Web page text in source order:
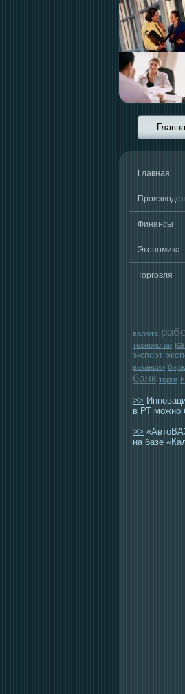
Главная
Финансы
Экономика
Торговля
валюта
технологии
экспорт
вакансии
банк торги
>>
в РТ можно
>>
на базе